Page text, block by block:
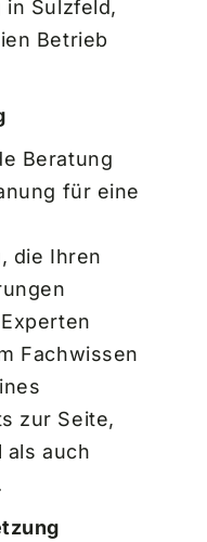
in Sulzfeld,
Betrieb
Beratung
für eine
die Ihren
Fachwissen
zur Seite,
als auch